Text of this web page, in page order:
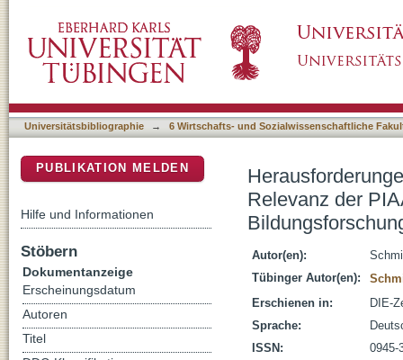
Erwachsenenbildung und Bildungsforschung
Universitätsbibliographie → 6 Wirtschafts- und Sozialwissenschaftliche
Relevanz der
Autor(en):
Tübinger Autor(en):
Erschienen in:
DIE-
Sprache:
ISSN:
0945-
PUBLIKATION MELDEN
Hilfe und Informationen
Stöbern
Dokumentanzeige
Erscheinungsdatum
Autoren
Titel